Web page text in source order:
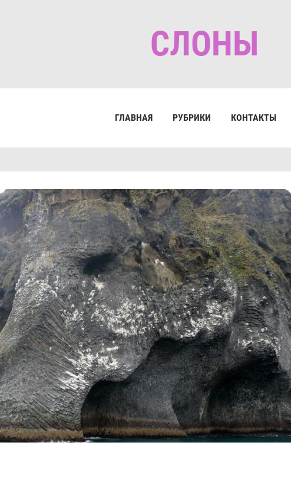
СЛОНЫ
ГЛАВНАЯ РУБРИКИ КОНТАКТЫ